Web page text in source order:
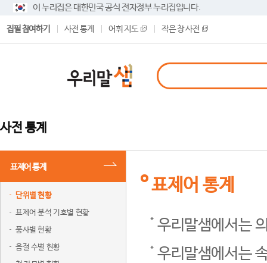
이 누리집은 대한민국 공식 전자정부 누리집입니다.
집필 참여하기 사전 통계 어휘 지도 작은 창 사전
사전 통계
표제어 통계
단위별 현황
표제어 분석 기호별 현황
품사별 현황
음절 수별 현황
표제어 통계
우리말샘에서는
우리말샘에서는